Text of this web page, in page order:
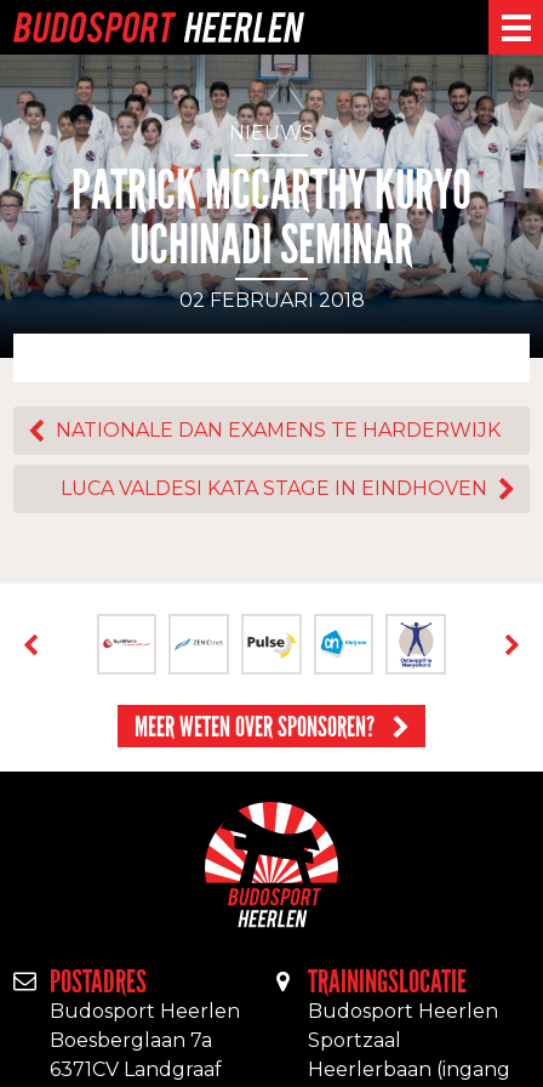
NIEUWS
PATRICK MCCARTHY KURYO
UCHINADI SEMINAR
02 FEBRUARI 2018
NATIONALE DAN EXAMENS TE HARDERWIJK
LUCA VALDESI KATA STAGE IN EINDHOVEN
MEER WETEN OVER SPONSOREN?
POSTADRES
Budosport Heerlen
Boesberglaan 7a
6371CV Landgraaf
TRAININGSLOCATIE
Budosport Heerlen
Sportzaal
Heerlerbaan (ingang